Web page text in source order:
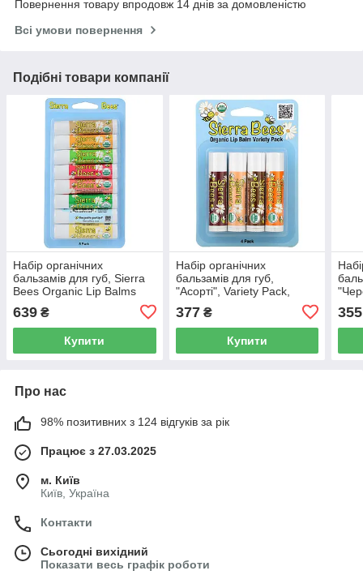
Повернення товару впродовж 14 днів за домовленістю
Всі умови повернення
Подібні товари компанії
Набір органічних
бальзамів для губ, Sierra
Bees Organic Lip Balms
Combo Pack, 8 в упаковці,
4,25 г кожний
639 ₴
Купити
Набір органічних
бальзамів для губ,
"Асорті", Variety Pack,
Balms, 4 в упаковці, 4,25 г
кожний
377₴
Купити
355
Про нас
98% позитивних з 124 відгуків за рік
Працює з 27.03.2025
м. Київ
Київ, Україна
Контакти
Сьогодні вихідний
Показати весь графік роботи